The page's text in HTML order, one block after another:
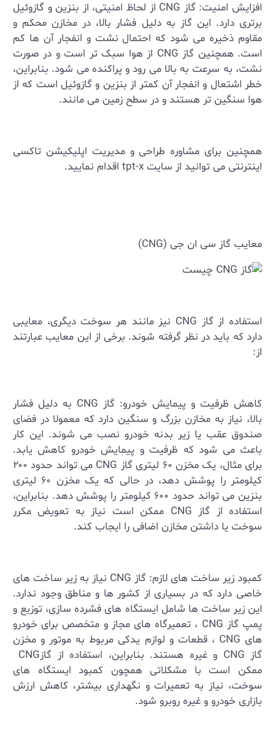
افزایش امنیت: گاز CNG از لحاظ امنیتی، از بنزین و گازوئیل
برتری دارد. این گاز به دلیل فشار بالا، در مخازن محکم و
مقاوم ذخیره می ‌شود که احتمال نشت و انفجار آن ‌ها کم
است. همچنین گاز CNG از هوا سبک تر است و در صورت
نشت، به سرعت به بالا می ‌رود و پراکنده می ‌شود. بنابراین،
خطر اشتعال و انفجار آن کمتر از بنزین و گازوئیل است که از
هوا سنگین ‌تر هستند و در سطح زمین می‌ مانند.
همچنین برای مشاوره طراحی و مدیریت اپلیکیشن تاکسی
اینترنتی می توانید از سایت tpt-x اقدام نمایید.
معایب گاز سی ان جی (CNG
)
استفاده از گاز CNG نیز مانند هر سوخت دیگری، معایبی
دارد که باید در نظر گرفته شوند. برخی از این معایب عبارتند
از:
کاهش ظرفیت و پیمایش خودرو: گاز CNG به دلیل فشار
بالا، نیاز به مخازن بزرگ و سنگین دارد که معمولا در فضای
صندوق عقب یا زیر بدنه خودرو نصب می ‌شوند. این کار
باعث می‌ شود که ظرفیت و پیمایش خودرو کاهش یابد.
برای مثال، یک مخزن ۶۰ لیتری گاز
CNG
می ‌تواند حدود ۲۰۰
کیلومتر را پوشش دهد، در حالی که یک مخزن ۶۰ لیتری
بنزین می ‌تواند حدود ۶۰۰ کیلومتر را پوشش دهد. بنابراین،
استفاده از گاز
CNG ممکن است نیاز به تعویض مکرر
سوخت یا داشتن مخازن اضافی را ایجاب کند.
کمبود زیر ساخت‌ های لازم: گاز CNG نیاز به زیر ساخت‌ های
خاصی دارد که در بسیاری از کشور ها و مناطق وجود ندارد.
این زیر ساخت ‌ها شامل ایستگاه‌ های فشرده ‌سازی، توزیع و
پمپ گاز CNG ، تعمیرگاه‌ های مجاز و متخصص برای خودرو
های CNG ، قطعات و لوازم یدکی مربوط به موتور و مخزن
گاز CNG و غیره هستند. بنابراین، استفاده از گازCNG
ممکن است با مشکلاتی همچون کمبود ایستگاه‌ های
سوخت، نیاز به تعمیرات و نگهداری بیشتر، کاهش ارزش
بازاری خودرو و غیره روبرو شود.